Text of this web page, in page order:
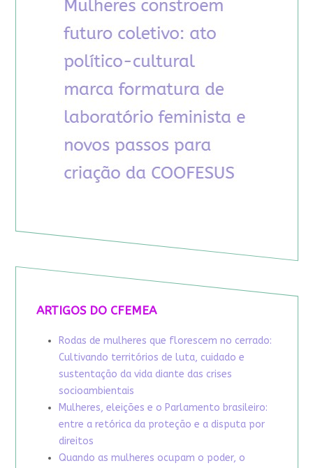
ARTIGOS DO CFEMEA
Rodas de mulheres que florescem no cerrado:
Cultivando territórios de luta, cuidado e
sustentação da vida diante das crises
socioambientais
Mulheres, eleições e o Parlamento brasileiro:
entre a retórica da proteção e a disputa por
direitos
Quando as mulheres ocupam o poder, o